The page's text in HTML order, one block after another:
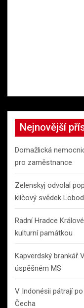
Nejnovější
Domažlická
pro zaměstnance
Zelenskyj odvolal
klíčový svědek
Radní Hradce
kulturní památkou
Kapverdský brankář
úspěšném MS
V Indonésii pátrají
Čecha